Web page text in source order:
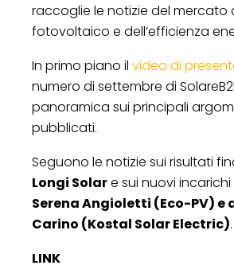
raccoglie le notizie del mercato
fotovoltaico e dell’efficienza
In primo piano il video di
numero di settembre di
panoramica sui principali
pubblicati.
Seguono le notizie sui risultati
Longi Solare sui nuovi
Serena Angioletti (Eco-PV) e
Carino (Kostal Solar Electric).
LINK